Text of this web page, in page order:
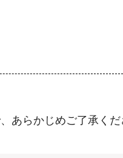
あらかじめご了承くだ